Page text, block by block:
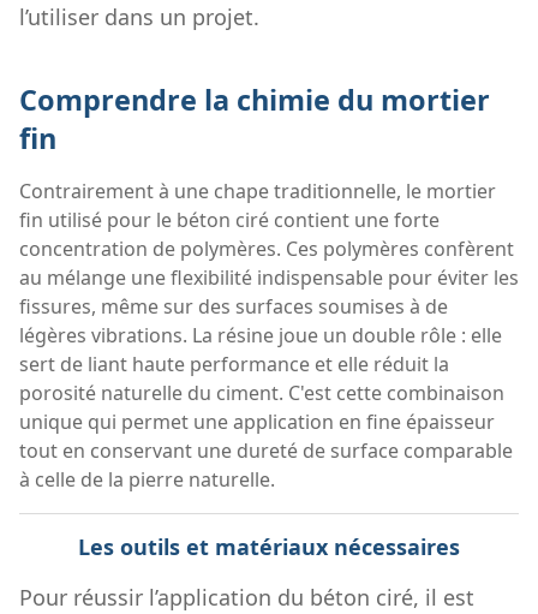
l’utiliser dans un projet.
Comprendre la chimie du mortier
fin
Contrairement à une chape traditionnelle, le mortier
fin utilisé pour le béton ciré contient une forte
concentration de polymères. Ces polymères confèrent
au mélange une flexibilité indispensable pour éviter les
fissures, même sur des surfaces soumises à de
légères vibrations. La résine joue un double rôle : elle
sert de liant haute performance et elle réduit la
porosité naturelle du ciment. C'est cette combinaison
unique qui permet une application en fine épaisseur
tout en conservant une dureté de surface comparable
à celle de la pierre naturelle.
Les outils et matériaux nécessaires
Pour réussir l’application du béton ciré, il est